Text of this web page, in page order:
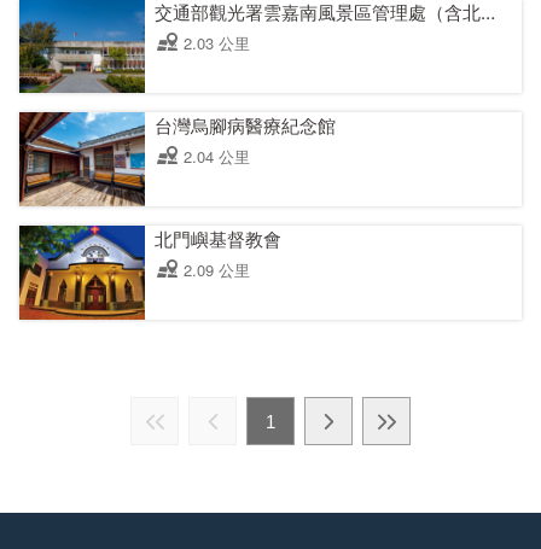
交通部觀光署雲嘉南風景區管理處（含北門出張所）
2.03 公里
台灣烏腳病醫療紀念館
2.04 公里
北門嶼基督教會
2.09 公里
1